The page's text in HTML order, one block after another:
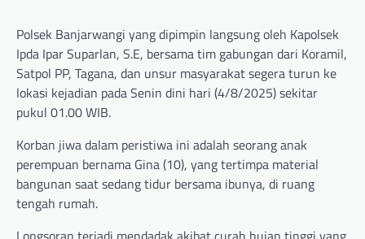
Polsek Banjarwangi yang dipimpin langsung oleh Kapolsek
Ipda Ipar Suparlan, S.E, bersama tim gabungan dari Koramil,
Satpol PP, Tagana, dan unsur masyarakat segera turun ke
lokasi kejadian pada Senin dini hari (4/8/2025) sekitar
pukul 01.00 WIB.
Korban jiwa dalam peristiwa ini adalah seorang anak
perempuan bernama Gina (10), yang tertimpa material
bangunan saat sedang tidur bersama ibunya, di ruang
tengah rumah.